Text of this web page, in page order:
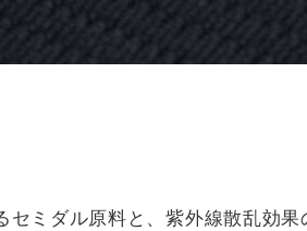
セミダル原料と、紫外線散乱効